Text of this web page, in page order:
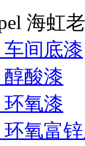
海虹
车间底漆
醇酸漆
环氧漆
环氧富